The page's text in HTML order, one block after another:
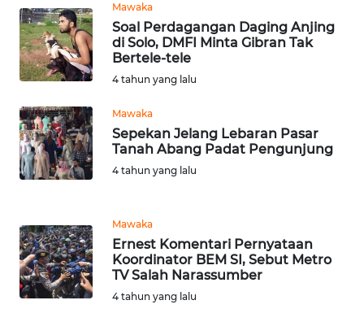
Mawaka
Soal Perdagangan Daging Anjing
di Solo, DMFI Minta Gibran Tak
Bertele-tele
4 tahun yang lalu
Mawaka
Sepekan Jelang Lebaran Pasar
Tanah Abang Padat Pengunjung
4 tahun yang lalu
Mawaka
Ernest Komentari Pernyataan
Koordinator BEM SI, Sebut Metro
TV Salah Narassumber
4 tahun yang lalu
TAMBANG
NEWS
JURNAL
FISUELRI
ANUGERAH
NEWS